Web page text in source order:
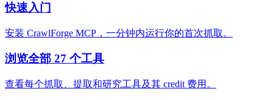
快速入门
安装 CrawlForge MCP，一分钟内运行你的首次抓取。
浏览全部 27 个工具
查看每个抓取、提取和研究工具及其 credit 费用。